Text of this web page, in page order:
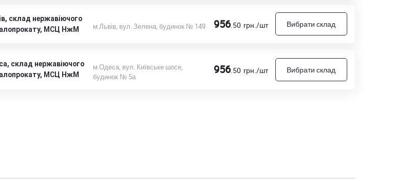
склад нержавіючого
МСЦ НжМ
м.Львів, вул. Зелена, будинок № 149 956.50 грн./шт Вибрати склад
склад нержавіючого
МСЦ НжМ
м.Одеса, вул. Київське шосе,
будинок № 5а
956.50 грн./шт Вибрати склад